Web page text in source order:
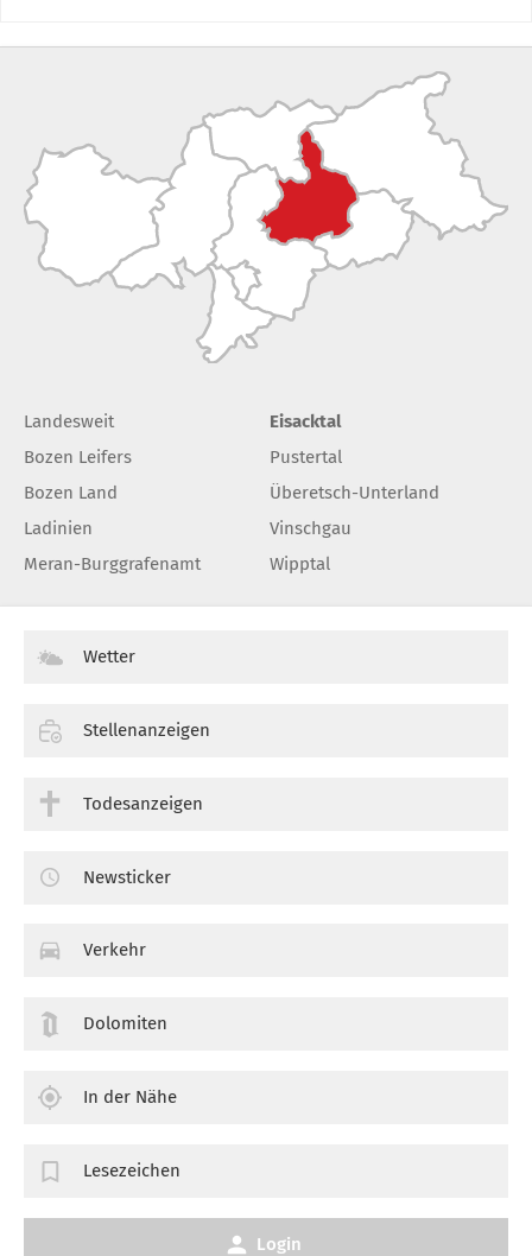
Landesweit
Bozen Leifers
Bozen Land
Ladinien
Meran-Burggrafenamt
Eisacktal
Pustertal
Überetsch-Unterland
Vinschgau
Wipptal
Wetter
Stellenanzeigen
Todesanzeigen
Newsticker
Verkehr
Dolomiten
In der Nähe
Lesezeichen
Login